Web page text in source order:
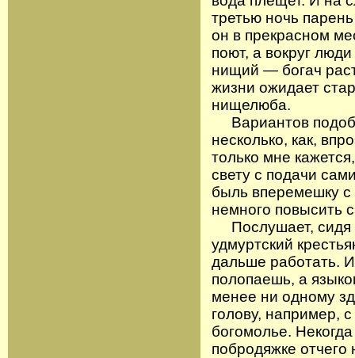
третью ночь
он в прекрасном
поют, а вокруг
нищий — богач
жизни ожидает
нищелюба.
Вариантов
несколько, как,
только мне
свету с подачи
быль вперемешку с
немного повысить
Послушает, сидя
удмуртский
дальше работать.
полопаешь, а
менее ни одному
голову, например,
богомолье.
побродяжке